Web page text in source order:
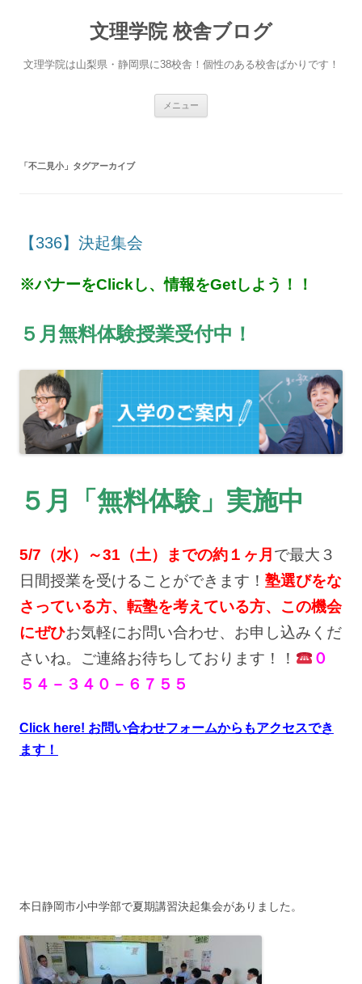
文理学院 校舎ブログ
文理学院は山梨県・静岡県に38校舎！個性のある校舎ばかりです！
メニュー
「不二見小」タグアーカイブ
【336】決起集会
※バナーをClickし、情報をGetしよう！！
５月無料体験授業受付中！
５月「無料体験」実施中
5/7（水）～31（土）までの約１ヶ月 で最大３
日間授業を受けることができます！ 塾選びをな
さっている方、転塾を考えている方、この機会
にぜひお気軽にお問い合わせ、お申し込みくだ
さいね。ご連絡お待ちしております！！
０
５４－３４０－６７５５
Click here! お問い合わせフォームからもアクセスでき
ます！
本日静岡市小中学部で夏期講習決起集会がありました。